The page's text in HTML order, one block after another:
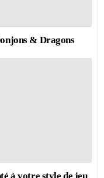
& Dragons
à votre style de jeu